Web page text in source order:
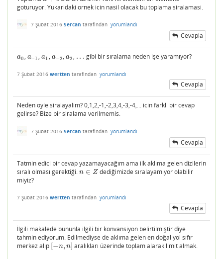
goturuyor. Yukaridaki ornek icin nasil olacak bu toplama siralamasi.
7 Şubat 2016 Sercan tarafından yorumlandı
Cevapla
a0
a0, a−1
a−1,a1
a1, a−2
a−2,a2
a2, . . .
.. . gibi bir sıralama neden işe yaramıyor?
7 Şubat 2016 wertten tarafından yorumlandı
Cevapla
Neden oyle siralayalim? 0,1,2,-1,-2,3,4,-3,-4,... icin farkli bir cevap
gelirse? Bize bir siralama verilmemis.
7 Şubat 2016 Sercan tarafından yorumlandı
Cevapla
Tatmin edici bir cevap yazamayacağım ama ilk aklıma gelen dizilerin
sıralı olması gerektiği. n ∈ Z
n∈Z
dediğimizde sıralayamıyor olabilir
miyiz?
7 Şubat 2016 wertten tarafından yorumlandı
Cevapla
İlgili makalede bununla ilgili bir konvansiyon belirtilmiştir diye
tahmin ediyorum. Edilmediyse de aklıma gelen en doğal yol sıfır
merkez alıp [−n, n]
−n,n] aralıkları üzerinde toplam alarak limit almak.